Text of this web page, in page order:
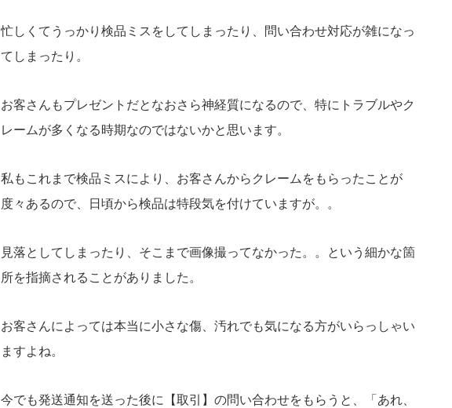
忙しくてうっかり検品ミスをしてしまったり、問い合わせ対応が雑になっ
てしまったり。
お客さんもプレゼントだとなおさら神経質になるので、特にトラブルやク
レームが多くなる時期なのではないかと思います。
私もこれまで検品ミスにより、お客さんからクレームをもらったことが
度々あるので、日頃から検品は特段気を付けていますが。。
見落としてしまったり、そこまで画像撮ってなかった。。という細かな箇
所を指摘されることがありました。
お客さんによっては本当に小さな傷、汚れでも気になる方がいらっしゃい
ますよね。
今でも発送通知を送った後に【取引】の問い合わせをもらうと、「あれ、